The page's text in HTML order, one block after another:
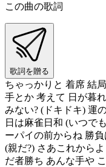
この曲の歌詞
歌詞を贈る
ちゃっかりと 着席 結
手とか 考えて 日が暮
みない? (ドキドキ) 運
日は麻雀日和 (いつで
ーパイの前からね 勝
(親だ?) さあこれから
だ者勝ち あんな手や